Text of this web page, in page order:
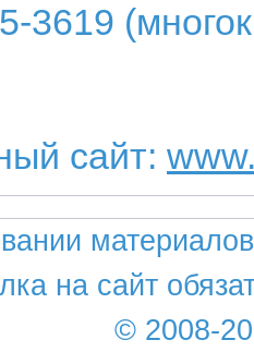
3619
сайт:
на сайт
© 2008-